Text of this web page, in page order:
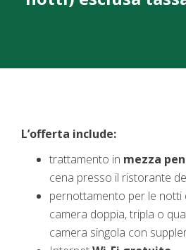
L’offerta include:
trattamento in mezza
cena presso il ristorante
pernottamento per le notti
camera doppia, tripla o
camera singola con